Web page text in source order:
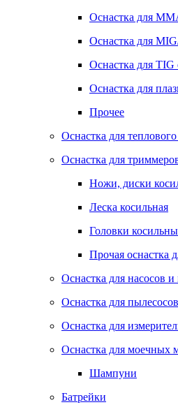
Оснастка для
Оснастка для
Оснастка для TIG
Оснастка для
Прочее
Оснастка для
Оснастка для
Ножи, диски
Леска косильная
Головки
Прочая оснастка
Оснастка для насосов
Оснастка для пылесосов
Оснастка для
Оснастка для моечных
Шампуни
Батрейки